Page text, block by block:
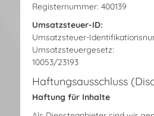
Registernummer: 400139
Umsatzsteuer-ID:
Umsatzsteuer-
Umsatzsteuergesetz:
10053/23193
Haftungsausschluss
Haftung für Inhalte